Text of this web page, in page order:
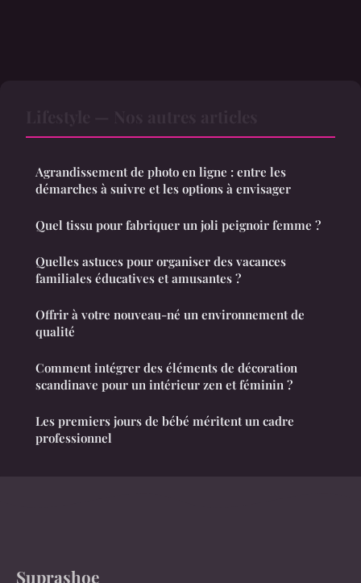
Agrandissement de photo en ligne : entre les
démarches à suivre et les options à envisager
Quel tissu pour fabriquer un joli peignoir femme ?
Quelles astuces pour organiser des vacances
familiales éducatives et amusantes ?
Offrir à votre nouveau-né un environnement de
qualité
Comment intégrer des éléments de décoration
scandinave pour un intérieur zen et féminin ?
Les premiers jours de bébé méritent un cadre
professionnel
Suprashoe